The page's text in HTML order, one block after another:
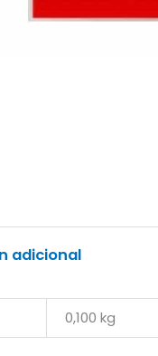
adicional
0,100 kg